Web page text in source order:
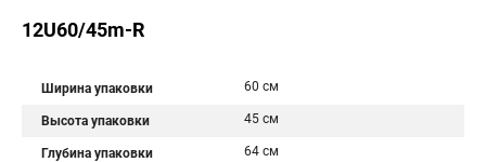
12U60/45m-R
Ширина упаковки 60 см
Высота упаковки 45 см
Глубина упаковки 64 см